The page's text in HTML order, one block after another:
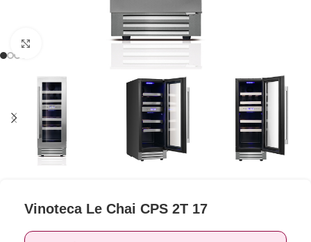
Clic para ampliar
Vinoteca Le Chai CPS 2T 17